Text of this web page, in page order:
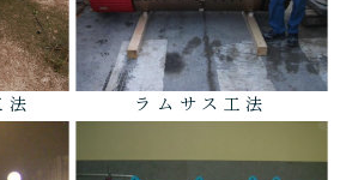
法 ラムサス工法